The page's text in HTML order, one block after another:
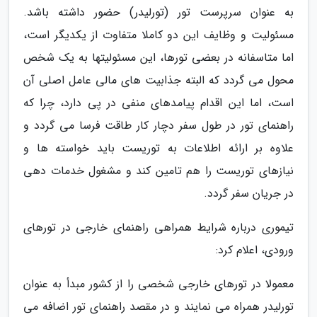
به عنوان سرپرست تور (تورلیدر) حضور داشته باشد.
مسئولیت و وظایف این دو کاملا متفاوت از یکدیگر است،
اما متاسفانه در بعضی تورها، این مسئولیتها به یک شخص
محول می گردد که البته جذابیت های مالی عامل اصلی آن
است، اما این اقدام پیامدهای منفی در پی دارد، چرا که
راهنمای تور در طول سفر دچار کار طاقت فرسا می گردد و
علاوه بر ارائه اطلاعات به توریست باید خواسته ها و
نیازهای توریست را هم تامین کند و مشغول خدمات دهی
در جریان سفر گردد.
تیموری درباره شرایط همراهی راهنمای خارجی در تورهای
ورودی، اعلام کرد:
معمولا در تورهای خارجی شخصی را از کشور مبدأ به عنوان
تورلیدر همراه می نمایند و در مقصد راهنمای تور اضافه می